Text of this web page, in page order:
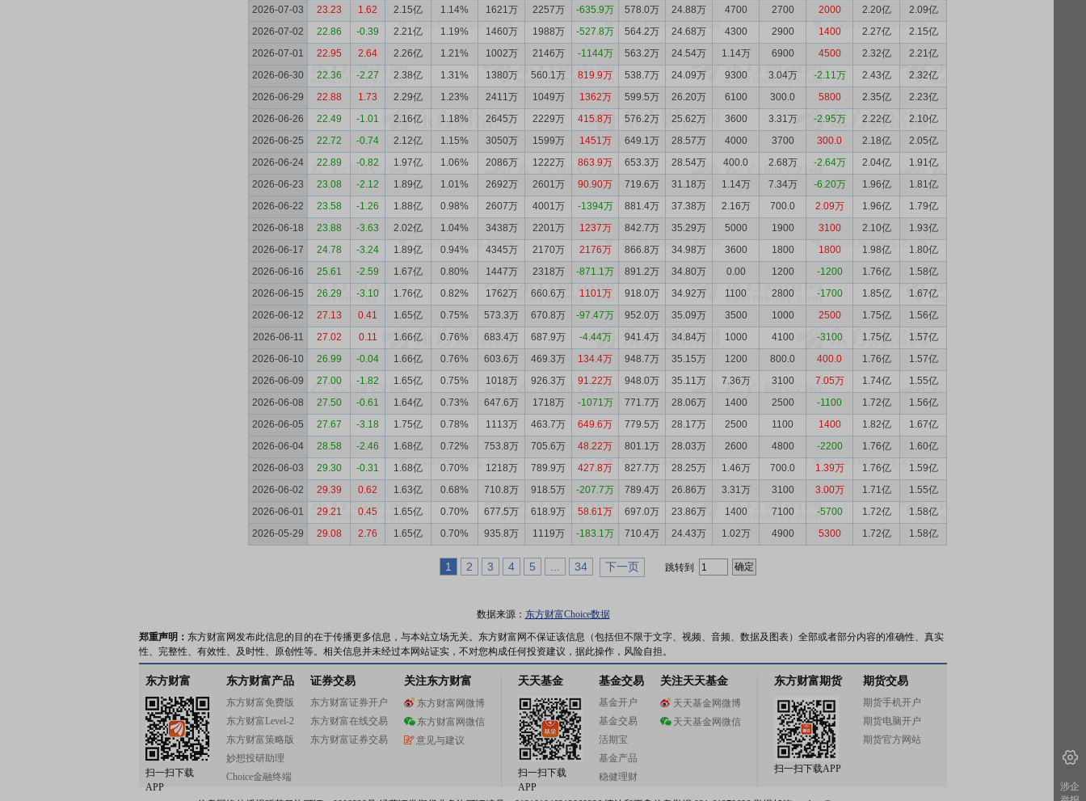
2026-07-03
23.23 1.62 2.15亿 1.14% 1621万 2257万 -635.9万 578.0万 24.88万 4700 2700 2000 2.20亿
2.09亿
2026-07-02
22.86 -0.39 2.21亿 1.19% 1460万 1988万 -527.8万 564.2万 24.68万 4300 2900 1400 2.27亿
2.15亿
2026-07-01
22.95 2.64 2.26亿 1.21% 1002万 2146万 -1144万 563.2万 24.54万 1.14万 6900 4500 2.32亿
2.21亿
2026-06-30
22.36 -2.27 2.38亿 1.31% 1380万 560.1万 819.9万 538.7万 24.09万 9300 3.04万 -2.11万 2.43亿
2.32亿
2026-06-29
22.88 1.73 2.29亿 1.23% 2411万 1049万 1362万 599.5万 26.20万 6100 300.0 5800 2.35亿
2.23亿
2026-06-26
22.49 -1.01 2.16亿 1.18% 2645万 2229万 415.8万 576.2万 25.62万 3600 3.31万 -2.95万 2.22亿
2.10亿
2026-06-25
22.72 -0.74 2.12亿 1.15% 3050万 1599万 1451万 649.1万 28.57万 4000 3700 300.0 2.18亿
2.05亿
2026-06-24
22.89 -0.82 1.97亿 1.06% 2086万 1222万 863.9万 653.3万 28.54万 400.0 2.68万 -2.64万 2.04亿
1.91亿
2026-06-23
23.08 -2.12 1.89亿 1.01% 2692万 2601万 90.90万 719.6万 31.18万 1.14万 7.34万 -6.20万 1.96亿
1.81亿
2026-06-22
23.58 -1.26 1.88亿 0.98% 2607万 4001万 -1394万 881.4万 37.38万 2.16万 700.0 2.09万 1.96亿
1.79亿
2026-06-18
23.88 -3.63 2.02亿 1.04% 3438万 2201万 1237万 842.7万 35.29万 5000 1900 3100 2.10亿
1.93亿
2026-06-17
24.78 -3.24 1.89亿 0.94% 4345万 2170万 2176万 866.8万 34.98万 3600 1800 1800 1.98亿
1.80亿
2026-06-16
25.61 -2.59 1.67亿 0.80% 1447万 2318万 -871.1万 891.2万 34.80万 0.00 1200 -1200 1.76亿
1.58亿
2026-06-15
26.29 -3.10 1.76亿 0.82% 1762万 660.6万 1101万 918.0万 34.92万 1100 2800 -1700 1.85亿
1.67亿
2026-06-12
27.13 0.41 1.65亿 0.75% 573.3万 670.8万 -97.47万 952.0万 35.09万 3500 1000 2500 1.75亿
1.56亿
2026-06-11
27.02 0.11 1.66亿 0.76% 683.4万 687.9万 -4.44万 941.4万 34.84万 1000 4100 -3100 1.75亿
1.57亿
2026-06-10
26.99 -0.04 1.66亿 0.76% 603.6万 469.3万 134.4万 948.7万 35.15万 1200 800.0 400.0 1.76亿
1.57亿
2026-06-09
27.00 -1.82 1.65亿 0.75% 1018万 926.3万 91.22万 948.0万 35.11万 7.36万 3100 7.05万 1.74亿
1.55亿
2026-06-08
27.50 -0.61 1.64亿 0.73% 647.6万 1718万 -1071万 771.7万 28.06万 1400 2500 -1100 1.72亿
1.56亿
2026-06-05
27.67 -3.18 1.75亿 0.78% 1113万 463.7万 649.6万 779.5万 28.17万 2500 1100 1400 1.82亿
1.67亿
2026-06-04
28.58 -2.46 1.68亿 0.72% 753.8万 705.6万 48.22万 801.1万 28.03万 2600 4800 -2200 1.76亿
1.60亿
2026-06-03
29.30 -0.31 1.68亿 0.70% 1218万 789.9万 427.8万 827.7万 28.25万 1.46万 700.0 1.39万 1.76亿
1.59亿
2026-06-02
29.39 0.62 1.63亿 0.68% 710.8万 918.5万 -207.7万 789.4万 26.86万 3.31万 3100 3.00万 1.71亿
1.55亿
2026-06-01
29.21 0.45 1.65亿 0.70% 677.5万 618.9万 58.61万 697.0万 23.86万 1400 7100 -5700 1.72亿
1.58亿
2026-05-29
29.08 2.76 1.65亿 0.70% 935.8万 1119万 -183.1万 710.4万 24.43万 1.02万 4900 5300 1.72亿 1.58亿
1 2 3 4 5 34 下一页 跳转到
数据来源： 东方财富Choice数据
郑重声明： 东方财富网发布此信息的目的在于传播更多信息，与本站立场无关。东方财富网不保证该信息（包括但不限于文字、视频、音频、数据及图表）全部或者部分内容的准确性、真实
性、完整性、有效性、及时性、原创性等。相关信息并未经过本网站证实，不对您构成任何投资建议，据此操作，风险自担。
东方财富
扫一扫下载
APP
东方财富产品
东方财富免费版
东方财富Level-2
东方财富策略版
妙想投研助理
Choice金融终端
证券交易
东方财富证券开户
东方财富在线交易
东方财富证券交易
关注东方财富
东方财富网微博
东方财富网微信
意见与建议
天天基金
扫一扫下载
APP
基金交易
基金开户
基金交易
活期宝
基金产品
稳健理财
关注天天基金
天天基金网微博
天天基金网微信
东方财富期货
扫一扫下载APP
期货交易
期货手机开户
期货电脑开户
期货官方网站
涉企